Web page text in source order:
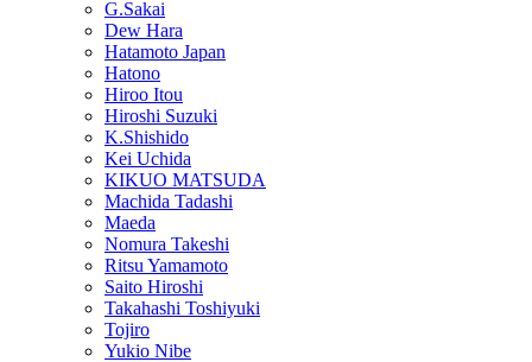
G.Sakai
Dew Hara
Hatamoto Japan
Hatono
Hiroo Itou
Hiroshi Suzuki
K.Shishido
Kei Uchida
KIKUO MATSUDA
Machida Tadashi
Maeda
Nomura Takeshi
Ritsu Yamamoto
Saito Hiroshi
Takahashi Toshiyuki
Tojiro
Yukio Nibe